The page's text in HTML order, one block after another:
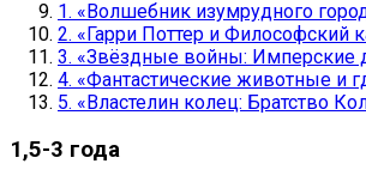
1. «Волшебник изумрудного
2. «Гарри Поттер и Философский
3. «Звёздные войны: Имперские
4. «Фантастические животные и
5. «Властелин колец: Братство
1,5-3 года